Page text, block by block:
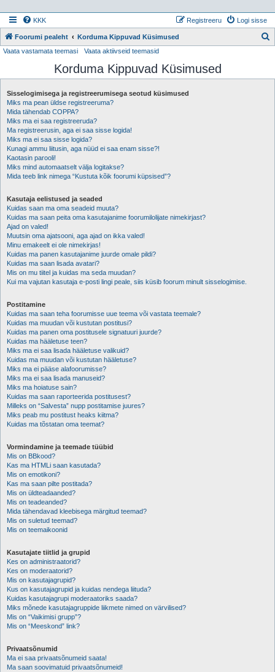
KKK Logi sisse
Registreeru
Foorumi pealeht Korduma Kippuvad Küsimused
i
Vaata vastamata teemasi Vaata aktiivseid teemasid
Korduma Kippuvad Küsimused
Sisselogimisega ja registreerumisega seotud küsimused
Miks ma pean üldse registreeruma?
Mida tähendab COPPA?
Miks ma ei saa registreeruda?
Ma registreerusin, aga ei saa sisse logida!
Miks ma ei saa sisse logida?
Kunagi ammu liitusin, aga nüüd ei saa enam sisse?!
Kaotasin parooli!
Miks mind automaatselt välja logitakse?
Mida teeb link nimega “Kustuta kõik foorumi küpsised”?
Kasutaja eelistused ja seaded
Kuidas saan ma oma seadeid muuta?
Kuidas ma saan peita oma kasutajanime foorumilolijate nimekirjast?
Ajad on valed!
Muutsin oma ajatsooni, aga ajad on ikka valed!
Minu emakeelt ei ole nimekirjas!
Kuidas ma panen kasutajanime juurde omale pildi?
Kuidas ma saan lisada avatari?
Mis on mu tiitel ja kuidas ma seda muudan?
Kui ma vajutan kasutaja e-posti lingi peale, siis küsib foorum minult sisselogimise.
Postitamine
Kuidas ma saan teha foorumisse uue teema või vastata teemale?
Kuidas ma muudan või kustutan postitusi?
Kuidas ma panen oma postitusele signatuuri juurde?
Kuidas ma hääletuse teen?
Miks ma ei saa lisada hääletuse valikuid?
Kuidas ma muudan või kustutan hääletuse?
Miks ma ei pääse alafoorumisse?
Miks ma ei saa lisada manuseid?
Miks ma hoiatuse sain?
Kuidas ma saan raporteerida postitusest?
Milleks on “Salvesta” nupp postitamise juures?
Miks peab mu postitust heaks kiitma?
Kuidas ma tõstatan oma teemat?
Vormindamine ja teemade tüübid
Mis on BBkood?
Kas ma HTMLi saan kasutada?
Mis on emotikoni?
Kas ma saan pilte postitada?
Mis on üldteadaanded?
Mis on teadeanded?
Mida tähendavad kleebisega märgitud teemad?
Mis on suletud teemad?
Mis on teemaikoonid
Kasutajate tiitlid ja grupid
Kes on administraatorid?
Kes on moderaatorid?
Mis on kasutajagrupid?
Kus on kasutajagrupid ja kuidas nendega liituda?
Kuidas kasutajagrupi moderaatoriks saada?
Miks mõnede kasutajagruppide liikmete nimed on värvilised?
Mis on “Vaikimisi grupp”?
Mis on “Meeskond” link?
Privaatsõnumid
Ma ei saa privaatsõnumeid saata!
Ma saan soovimatuid privaatsõnumeid!